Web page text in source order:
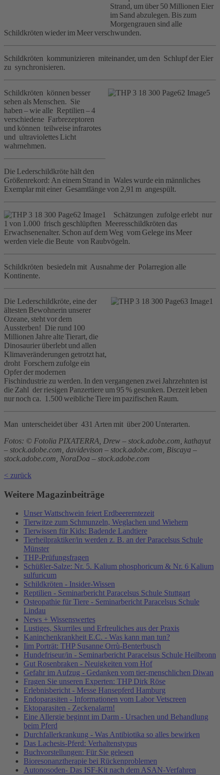
Strand, um über 50 Millionen Eier
im Sand abzulegen. Bis zum
Morgengrauen sind alle
Schildkröten wieder im Meer verschwunden.
Schildkröten kommunizieren miteinander, um den Schlupf der Eier
zu synchronisieren.
Schildkröten können besser
sehen als Menschen. Sie
haben – wie alle Reptilien – 4
verschiedene Farbrezeptoren
und können teilweise infrarotes
und ultraviolettes Licht
wahrnehmen.
Die Lederschildkröte hält den
Größenrekord: An einem Strand in Wales wurde ein männliches
Exemplar mit einer Gesamtlänge von 2,91 m angespült.
Schätzungen zufolge erlebt nur
1 von 1.000 frisch geschlüpften Meeresschildkröten das
Erwachsenenalter. Schon auf dem Weg vom Gelege ins Meer
werden viele die Beute von Raubvögeln.
Schildkröten besiedeln mit Ausnahme der Polarregion alle
Kontinente.
Die Lederschildkröte, eine der
ältesten Bewohnerin unserer
Ozeane, steht vor dem
Aussterben! Die rund 100
Millionen Jahre alte Tierart, die
Dinosaurier überlebt und allen
Klimaveränderungen getrotzt hat,
droht Forschern zufolge ein
Opfer der modernen
Fischindustrie zu werden. In den vergangenen zwei Jahrzehnten ist
die Zahl der riesigen Panzertiere um 95 % gesunken. Derzeit leben
nur noch ca. 1.500 weibliche Tiere im pazifischen Raum.
Man unterscheidet über 431 Arten mit über 200 Unterarten.
Fotos: © Fotolia PIXATERRA, Drew – stock.adobe.com, kathayut
– stock.adobe.com, davidevison – stock.adobe.com, Biscaya –
stock.adobe.com, NoraDoa – stock.adobe.com
< zurück
Weitere Magazinbeiträge
Unser Wattschwein feiert Erdbeererntezeit
Tierwitze zum Schmunzeln, Weglachen und Wiehern
Tierwissen für Kids: Badende Landtiere
Tierheilpraktiker/in werden z. B. an der Paracelsus Schule
Münster
THP-Prüfungsfragen
Schüßler-Salze: Nr. 5. Kalium phosphoricum & Nr. 6 Kalium
sulfuricum
Schildkröten - Insider-Wissen
Reptilien - Seminarbericht Paracelsus Schule Stuttgart
Osteopathie für Tiere - Seminarbericht Paracelsus Schule
Lindau
News + Wissenswertes
Lustiges, Skurriles und Erfreuliches aus der Praxis
Kaninchenkrankheit E.C. - Was kann man tun?
Iim Porträt: THP Susanne Orrù-Benterbusch
Hundefriseur/in - Seminarbericht Paracelsus Schule Heilbronn
Gut Rosenbraken - Neuigkeiten vom Hof
Gefahr im Aufzug - Gedanken vom tier-menschlichen Diwan
Fragen Sie unseren Experten: THP Dirk Röse
Erlebnisbericht - Messe Hansepferd Hamburg
Endoparasiten - Informationen vom Labor Vetscreen
Ektoparasiten - Zeckenalarm!
Eine Allergie beginnt im Darm - Ursachen und Behandlung
beim Pferd
Durchfallerkrankung - Was Antibiotika so alles bewirken
Das Lachesis-Pferd: Verhaltenstypus
Buchvorstellungen: Für Sie gelesen
Bioresonanztherapie bei Rückenproblemen
Autonosoden- Das ISF-Kit nach dem ASAN-Verfahren